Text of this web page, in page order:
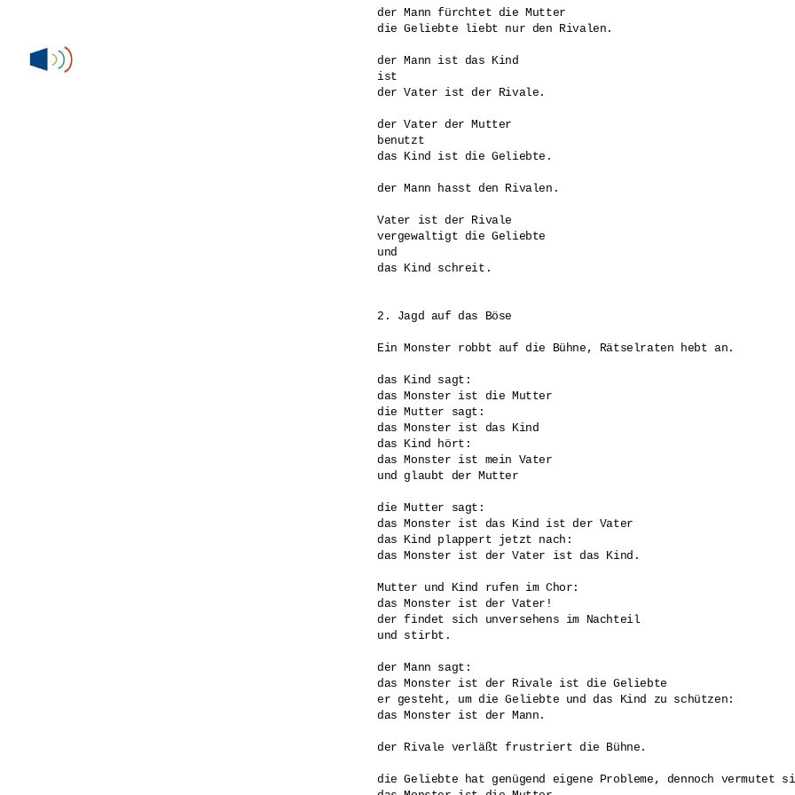
der Mann fürchtet die Mutter
die Geliebte liebt nur den Rivalen.
der Mann ist das Kind
ist
der Vater ist der Rivale.
der Vater der Mutter
benutzt
das Kind ist die Geliebte.
der Mann hasst den Rivalen.
Vater ist der Rivale
vergewaltigt die Geliebte
und
das Kind schreit.
2. Jagd auf das Böse
Ein Monster robbt auf die Bühne, Rätselraten hebt an.
das Kind sagt:
das Monster ist die Mutter
die Mutter sagt:
das Monster ist das Kind
das Kind hört:
das Monster ist mein Vater
und glaubt der Mutter
die Mutter sagt:
das Monster ist das Kind ist der Vater
das Kind plappert jetzt nach:
das Monster ist der Vater ist das Kind.
Mutter und Kind rufen im Chor:
das Monster ist der Vater!
der findet sich unversehens im Nachteil
und stirbt.
der Mann sagt:
das Monster ist der Rivale ist die Geliebte
er gesteht, um die Geliebte und das Kind zu schützen:
das Monster ist der Mann.
der Rivale verläßt frustriert die Bühne.
die Geliebte hat genügend eigene Probleme, dennoch vermutet